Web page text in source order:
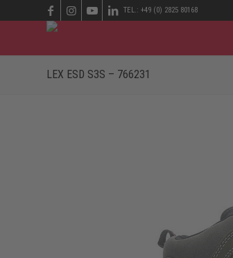
TEL.: +49 (0) 2825 80168
LEX ESD S3S – 766231